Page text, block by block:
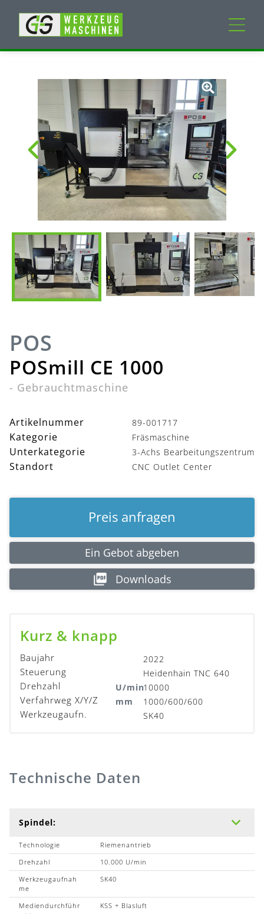
Neumaschinen
Gebrauchtmaschinen
Dienstleistungen
Unternehmen
Mein Konto
POS
POSmill CE 1000
- Gebrauchtmaschine
Artikelnummer 89-001717
Kategorie Fräsmaschine
Unterkategorie 3-Achs Bearbeitungszentrum
Standort CNC Outlet Center
Preis anfragen
Ein Gebot abgeben
Downloads
Kurz & knapp
Baujahr 2022
Steuerung Heidenhain TNC 640
Drehzahl U/min10000
Verfahrweg X/Y/Z mm 1000/600/600
Werkzeugaufn. SK40
Technische Daten
Spindel:
Technologie
Riemenantrieb
Drehzahl
10.000 U/min
Werkzeugaufnah
me
SK40
Mediendurchführ
KSS + Blasluft